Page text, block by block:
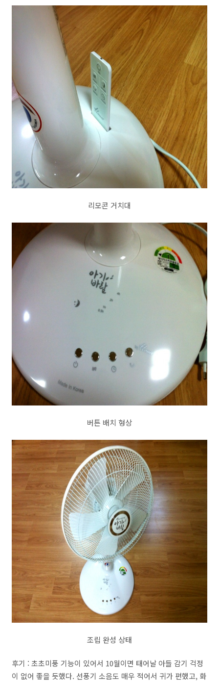
리모콘 거치대
버튼 배치 형상
조립 완성 상태
후기 : 초초미풍 기능이 있어서 10월이면 태어날 아들 감기 걱정
이 없어 좋을 듯했다. 선풍기 소음도 매우 적어서 귀가 편했고, 화